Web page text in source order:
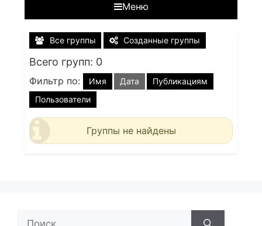
Меню
Все группы Созданные группы
Всего групп: 0
Фильтр по: Имя Дата
Публикациям
Пользователи
Группы не найдены